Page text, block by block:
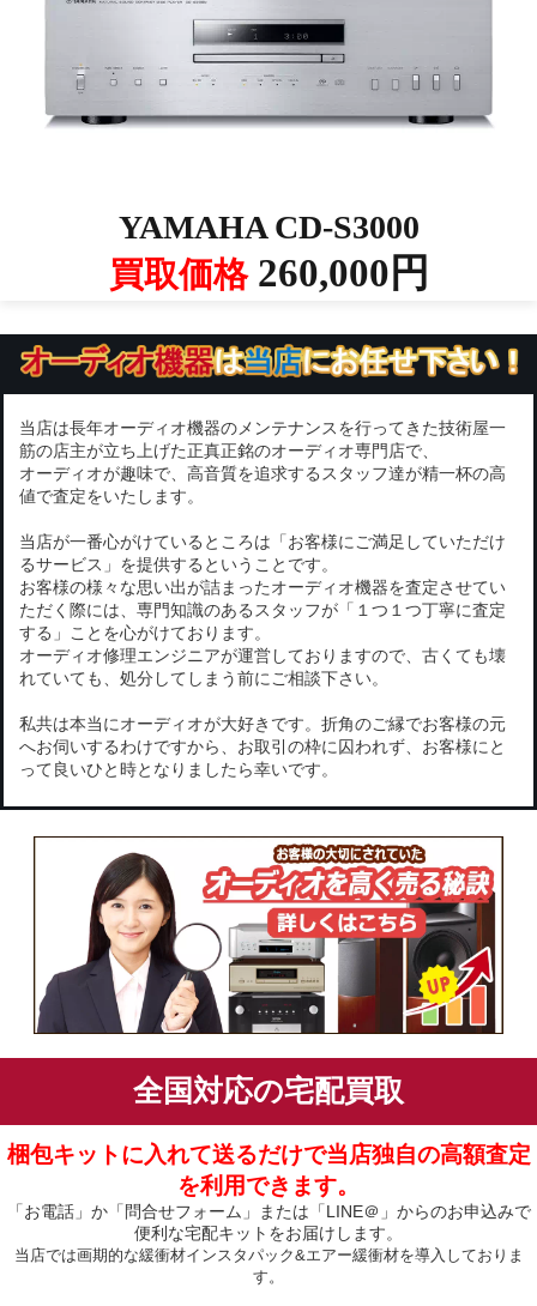
YAMAHA CD-S3000
買取価格260,000円
当店は長年オーディオ機器のメンテナンスを行ってきた技術屋一
筋の店主が立ち上げた正真正銘のオーディオ専門店で、
オーディオが趣味で、高音質を追求するスタッフ達が精一杯の高
値で査定をいたします。
当店が一番心がけているところは「お客様にご満足していただけ
るサービス」を提供するということです。
お客様の様々な思い出が詰まったオーディオ機器を査定させてい
ただく際には、専門知識のあるスタッフが「１つ１つ丁寧に査定
する」ことを心がけております。
オーディオ修理エンジニアが運営しておりますので、古くても壊
れていても、処分してしまう前にご相談下さい。
私共は本当にオーディオが大好きです。折角のご縁でお客様の元
へお伺いするわけですから、お取引の枠に囚われず、お客様にと
って良いひと時となりましたら幸いです。
全国対応の宅配買取
梱包キットに入れて送るだけで当店独自の高額査定
を利用できます。
「お電話」か「問合せフォーム」または「LINE＠」からのお申込みで
便利な宅配キットをお届けします。
当店では画期的な緩衝材インスタパック&エアー緩衝材を導入しておりま
す。